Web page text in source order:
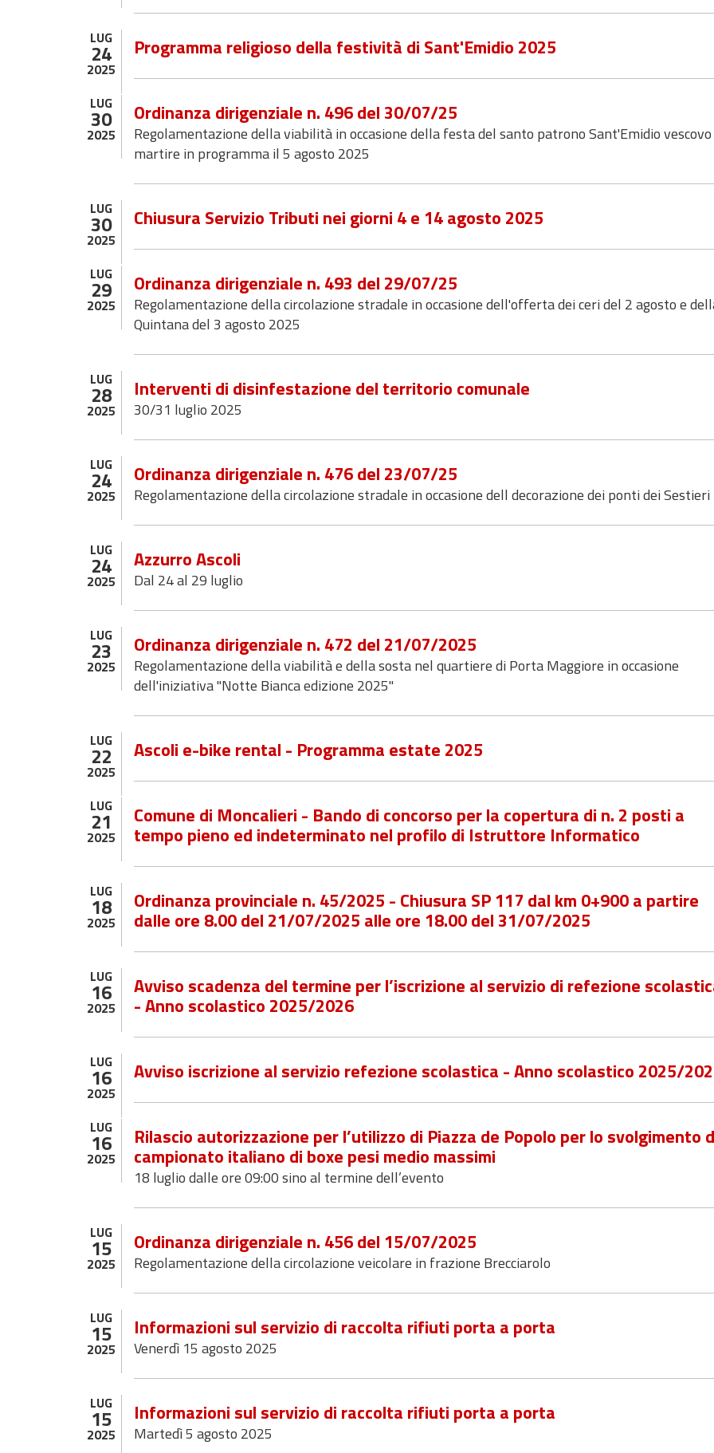
LUG
24
2025
Programma religioso della festività di Sant'Emidio 2025
LUG
30
2025
Ordinanza dirigenziale n. 496 del 30/07/25
Regolamentazione della viabilità in occasione della festa del santo patrono Sant'Emidio
martire in programma il 5 agosto 2025
LUG
30
2025
Chiusura Servizio Tributi nei giorni 4 e 14 agosto 2025
LUG
29
2025
Ordinanza dirigenziale n. 493 del 29/07/25
Regolamentazione della circolazione stradale in occasione dell'offerta dei ceri del 2 agosto e
Quintana del 3 agosto 2025
LUG
28
2025
Interventi di disinfestazione del territorio comunale
30/31 luglio 2025
LUG
24
2025
Ordinanza dirigenziale n. 476 del 23/07/25
Regolamentazione della circolazione stradale in occasione dell decorazione dei ponti dei Sestieri
LUG
24
2025
Azzurro Ascoli
Dal 24 al 29 luglio
LUG
23
2025
Ordinanza dirigenziale n. 472 del 21/07/2025
Regolamentazione della viabilità e della sosta nel quartiere di Porta Maggiore in occasione
dell'iniziativa "Notte Bianca edizione 2025"
LUG
22
2025
Ascoli e-bike rental - Programma estate 2025
LUG
21
2025
Comune di Moncalieri - Bando di concorso per la copertura di n. 2 posti a
tempo pieno ed indeterminato nel profilo di Istruttore Informatico
LUG
18
2025
Ordinanza provinciale n. 45/2025 - Chiusura SP 117 dal km 0+900 a partire
dalle ore 8.00 del 21/07/2025 alle ore 18.00 del 31/07/2025
LUG
16
2025
Avviso scadenza del termine per l’iscrizione al servizio di refezione
- Anno scolastico 2025/2026
LUG
16
2025
Avviso iscrizione al servizio refezione scolastica - Anno scolastico 2025/
LUG
16
2025
Rilascio autorizzazione per l’utilizzo di Piazza de Popolo per lo svolgimento
campionato italiano di boxe pesi medio massimi
18 luglio dalle ore 09:00 sino al termine dell’evento
LUG
15
2025
Ordinanza dirigenziale n. 456 del 15/07/2025
Regolamentazione della circolazione veicolare in frazione Brecciarolo
LUG
15
2025
Informazioni sul servizio di raccolta rifiuti porta a porta
Venerdì 15 agosto 2025
LUG
15
2025
Informazioni sul servizio di raccolta rifiuti porta a porta
Martedì 5 agosto 2025